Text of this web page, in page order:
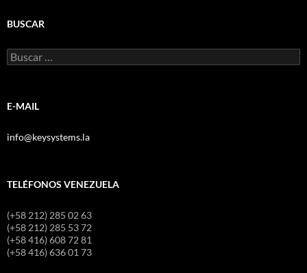
BUSCAR
Buscar:
E-MAIL
info@keysystems.la
TELÉFONOS VENEZUELA
(+58 212) 285 02 63
(+58 212) 285 53 72
(+58 416) 608 72 81
(+58 416) 636 01 73